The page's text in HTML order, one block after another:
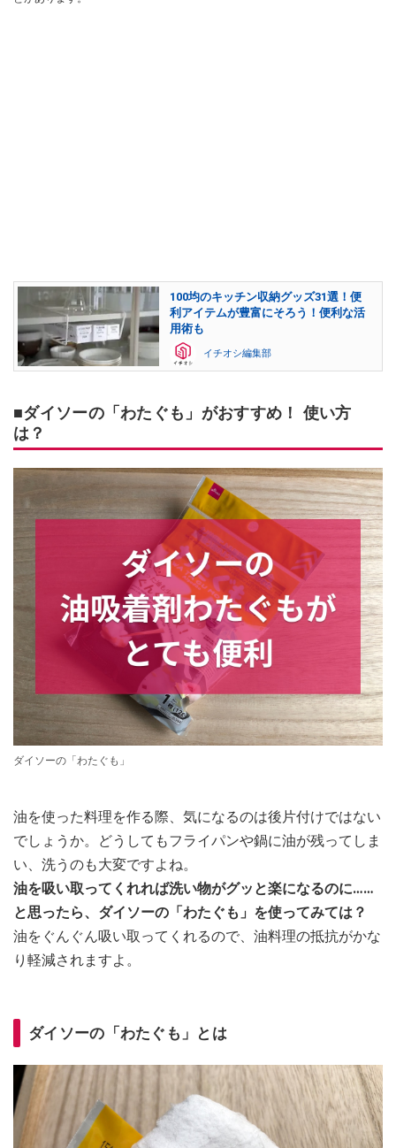
100均のキッチン収納グッズ31選！便
利アイテムが豊富にそろう！便利な活
用術も
イチオシ編集部
■ダイソーの「わたぐも」がおすすめ！ 使い方
は？
ダイソーの「わたぐも」
油を使った料理を作る際、気になるのは後片付けではない
でしょうか。どうしてもフライパンや鍋に油が残ってしま
い、洗うのも大変ですよね。
油を吸い取ってくれれば洗い物がグッと楽になるのに……
と思ったら、ダイソーの「わたぐも」を使ってみては？
油をぐんぐん吸い取ってくれるので、油料理の抵抗がかな
り軽減されますよ。
ダイソーの「わたぐも」とは